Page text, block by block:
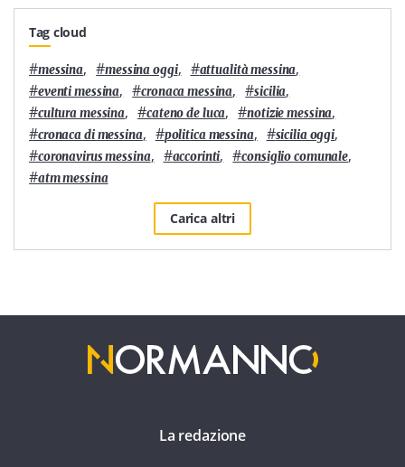
Tag cloud
#messina, #messina oggi, #attualità messina,
#eventi messina, #cronaca messina, #sicilia,
#cultura messina, #cateno de luca, #notizie messina,
#cronaca di messina, #politica messina, #sicilia oggi,
#coronavirus messina, #accorinti, #consiglio comunale,
#atm messina
Carica altri
La redazione